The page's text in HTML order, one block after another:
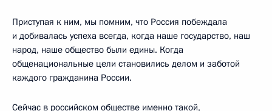
Приступая к ним, мы помним, что Россия побеждала
и добивалась успеха всегда, когда наше государство, наш
народ, наше общество были едины. Когда
общенациональные цели становились делом и заботой
каждого гражданина России.
Сейчас в российском обществе именно такой,